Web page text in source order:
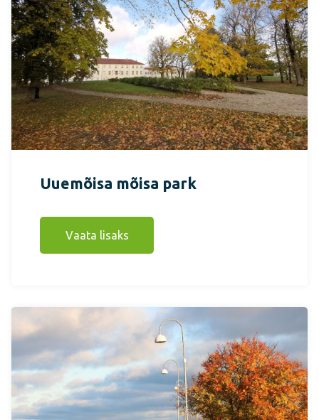
Uuemõisa mõisa park
Vaata lisaks